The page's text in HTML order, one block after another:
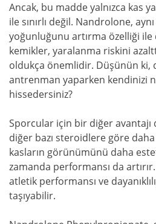
Ancak, bu madde yalnızca kas
ile sınırlı değil. Nandrolone,
yoğunluğunu artırma özelliği ile
kemikler, yaralanma riskini
oldukça önemlidir. Düşünün ki,
antrenman yaparken kendinizi
hissedersiniz?
Sporcular için bir diğer
diğer bazı steroidlere göre daha
kasların görünümünü daha
zamanda performansı da
atletik performansı ve
taşıyabilir.